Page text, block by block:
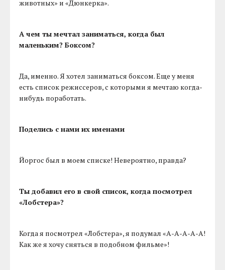
животных» и «Дюнкерка».
А чем ты мечтал заниматься, когда был
маленьким? Боксом?
Да, именно. Я хотел заниматься боксом. Еще у меня
есть список режиссеров, с которыми я мечтаю когда-
нибудь поработать.
Поделись с нами их именами
Йоргос был в моем списке! Невероятно, правда?
Ты добавил его в свой список, когда посмотрел
«Лобстера»?
Когда я посмотрел «Лобстера», я подумал «А-А-А-А-А!
Как же я хочу сняться в подобном фильме»!